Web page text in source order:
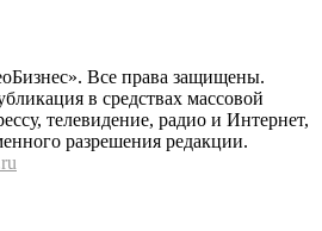
Все права защищены.
в средствах массовой
телевидение, радио и Интернет,
разрешения редакции.